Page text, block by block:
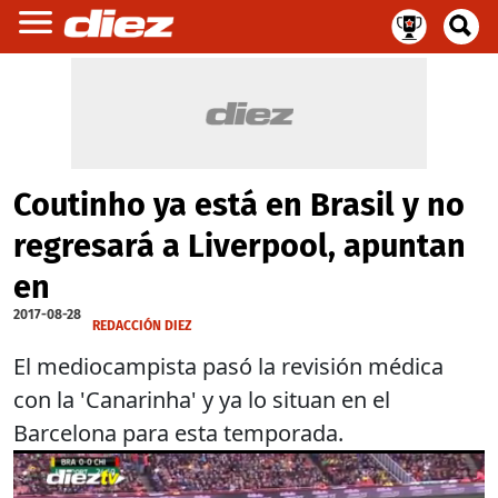
Coutinho ya está en Brasil y no
regresará a Liverpool, apuntan
en
2017-08-28
REDACCIÓN DIEZ
El mediocampista pasó la revisión médica
con la 'Canarinha' y ya lo situan en el
Barcelona para esta temporada.